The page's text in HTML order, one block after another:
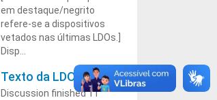
em destaque/negrito
refere-se a dispositivos
vetados nas últimas LDOs.]
Disp...
Texto da LDO 2015
Discussion finished 11